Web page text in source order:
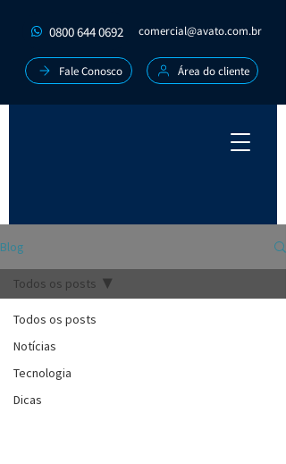
0800 644 0692 comercial@avato.com.br
Fale Conosco Área do cliente
Blog
Todos os posts
Notícias
Tecnologia
Dicas
Todos os posts